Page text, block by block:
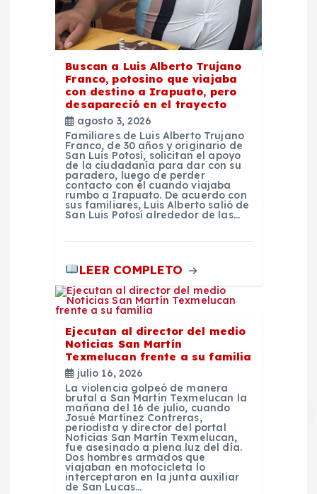
Buscan a Luis Alberto Trujano
Franco, potosino que viajaba
con destino a Irapuato, pero
desapareció en el trayecto
agosto 3, 2026
Familiares de Luis Alberto Trujano
Franco, de 30 años y originario de
San Luis Potosí, solicitan el apoyo
de la ciudadanía para dar con su
paradero, luego de perder
contacto con él cuando viajaba
rumbo a Irapuato. De acuerdo con
sus familiares, Luis Alberto salió de
San Luis Potosí alrededor de las…
LEER COMPLETO
Ejecutan al director del medio
Noticias San Martín
Texmelucan frente a su familia
julio 16, 2026
La violencia golpeó de manera
brutal a San Martín Texmelucan la
mañana del 16 de julio, cuando
Josué Martínez Contreras,
periodista y director del portal
Noticias San Martín Texmelucan,
fue asesinado a plena luz del día.
Dos hombres armados que
viajaban en motocicleta lo
interceptaron en la junta auxiliar
de San Lucas…